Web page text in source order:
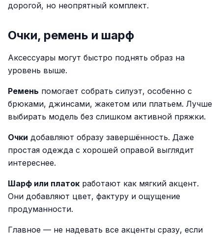
дорогой, но неопрятный комплект.
Очки, ремень и шарф
Аксессуары могут быстро поднять образ на
уровень выше.
Ремень помогает собрать силуэт, особенно с
брюками, джинсами, жакетом или платьем. Лучше
выбирать модель без слишком активной пряжки.
Очки добавляют образу завершённость. Даже
простая одежда с хорошей оправой выглядит
интереснее.
Шарф или платок работают как мягкий акцент.
Они добавляют цвет, фактуру и ощущение
продуманности.
Главное — не надевать все акценты сразу, если